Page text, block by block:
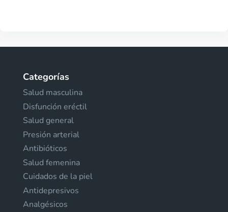
Categorías
Salud masculina
Disfunción eréctil
Salud general
Presión arterial
Antibióticos
Salud femenina
Cuidados de la piel
Antidepresivos
Analgésicos